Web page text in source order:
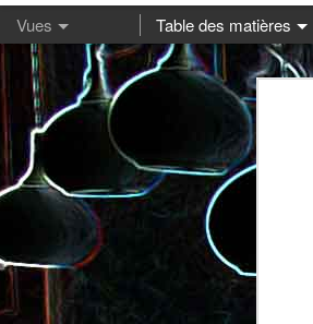
Pizza à la mozzarella et à la
13